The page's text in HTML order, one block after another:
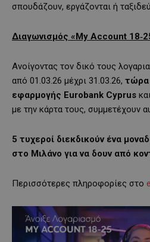
σπουδάζουν, εργάζονται ή
Διαγωνισμός «My Account 18‑
Ανοίγοντας τον δικό τους
από 01.03.26 μέχρι 31.03.26, τώρα
εφαρμογής Eurobank Cyprus
με την κάρτα τους, συμμετέχουν
5 τυχεροί διεκδικούν ένα
στο Μιλάνο για να δουν από
Περισσότερες πληροφορίες στο